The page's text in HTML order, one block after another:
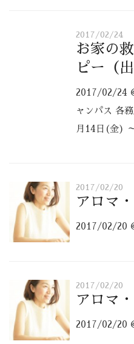
2017/02/24
お家の
ピー（
2017/02/24
ャンパス 各
月14日(金)
2017/02/20
アロマ
2017/02/20
2017/02/20
アロマ
2017/02/20